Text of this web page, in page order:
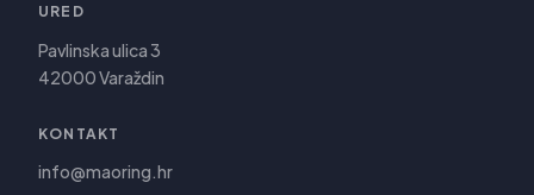
URED
Pavlinska ulica 3
42000 Varaždin
KONTAKT
info@maoring.hr